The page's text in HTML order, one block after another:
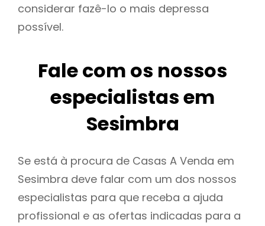
considerar fazê-lo o mais depressa
possível.
Fale com os nossos
especialistas em
Sesimbra
Se está à procura de Casas A Venda em
Sesimbra deve falar com um dos nossos
especialistas para que receba a ajuda
profissional e as ofertas indicadas para a